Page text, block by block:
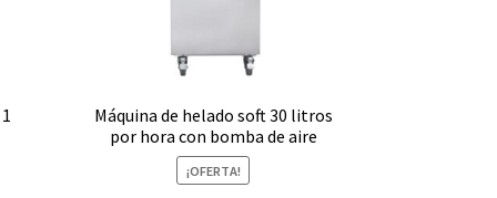
Máquina de helado soft 30 litros
por hora con bomba de aire
¡OFERTA!